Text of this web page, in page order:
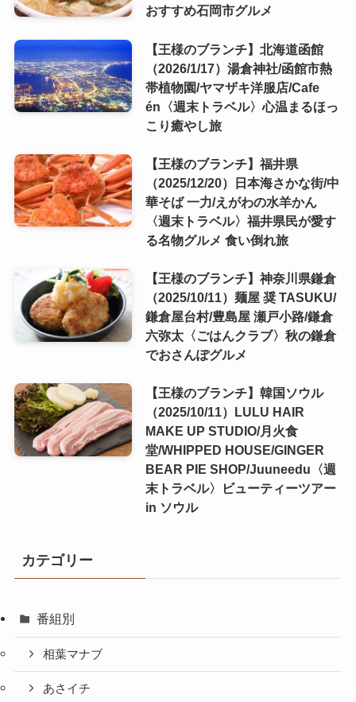
おすすめ石岡市グルメ
【王様のブランチ】北海道函館
（2026/1/17）湯倉神社/函館市熱
帯植物園/ヤマザキ洋服店/Cafe
én〈週末トラベル〉心温まるほっ
こり癒やし旅
【王様のブランチ】福井県
（2025/12/20）日本海さかな街/中
華そば 一力/えがわの水羊かん
〈週末トラベル〉福井県民が愛す
る名物グルメ 食い倒れ旅
【王様のブランチ】神奈川県鎌倉
（2025/10/11）麺屋 奨 TASUKU/
鎌倉屋台村/豊島屋 瀬戸小路/鎌倉
六弥太〈ごはんクラブ〉秋の鎌倉
でおさんぽグルメ
【王様のブランチ】韓国ソウル
（2025/10/11）LULU HAIR
MAKE UP STUDIO/月火食
堂/WHIPPED HOUSE/GINGER
BEAR PIE SHOP/Juuneedu〈週
末トラベル〉ビューティーツアー
in ソウル
カテゴリー
番組別
相葉マナブ
あさイチ